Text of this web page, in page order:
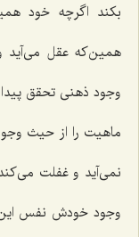
بکند اگرچه خود
همین‌که عقل می‌آید
وجود ذهنی تحقق
ماهیت را از حیث
نمی‌آید و غفلت
وجود خودش نفس